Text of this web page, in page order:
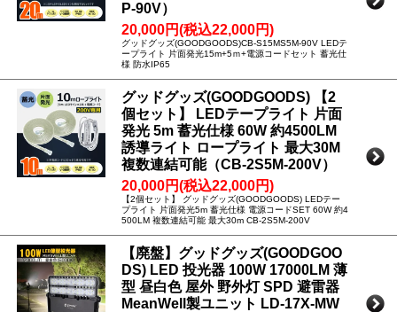
P-90V）
20,000円(税込22,000円)
グッドグッズ(GOODGOODS)CB-S15MS5M-90V LEDテ
ープライト 片面発光15m+5ｍ+電源コードセット 蓄光仕
様 防水IP65
グッドグッズ(GOODGOODS) 【2
個セット】 LEDテープライト 片面
発光 5m 蓄光仕様 60W 約4500LM
誘導ライト ロープライト 最大30M
複数連結可能（CB-2S5M-200V）
20,000円(税込22,000円)
【2個セット】 グッドグッズ(GOODGOODS) LEDテー
プライト 片面発光5m 蓄光仕様 電源コードSET 60W 約4
500LM 複数連結可能 最大30m CB-2S5M-200V
【廃盤】グッドグッズ(GOODGOO
DS) LED 投光器 100W 17000LM 薄
型 昼白色 屋外 野外灯 SPD 避雷器
MeanWell製ユニット LD-17X-MW